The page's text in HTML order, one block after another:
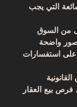
التي يجب
من السوق
واضحة
استفسارات
فرص بيع العقار